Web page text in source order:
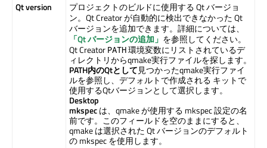
Qt version
プロジェクトのビルドに使用する Qt バージョ
ン。 Qt Creatorが自動的に検出できなかった Qt
バージョンを追加できます。詳細については、
「Qt バージョンの追加」 を参照してください。
Qt Creator PATH環境変数にリストされているデ
ィレクトリからqmake実行ファイルを探します。
PATH内のQtとして見つかったqmake実行ファイ
ルを参照し、デフォルトで作成される キットで
使用するQtバージョンとして選択します。
Desktop
mkspecは、qmake が使用する mkspec 設定の名
前です。このフィールドを空のままにすると、
qmake は選択された Qt バージョンのデフォルト
の mkspec を使用します。